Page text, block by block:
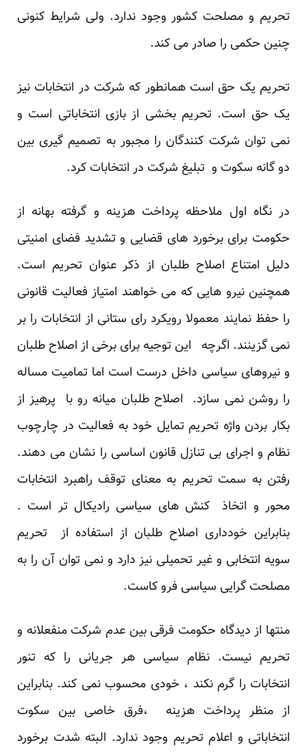
تحریم و مصلحت کشور وجود ندارد. ولی شرایط کنونی
چنین حکمی را صادر می کند.
تحریم یک حق است همانطور که شرکت در انتخابات نیز
یک حق است. تحریم بخشی از بازی انتخاباتی است و
نمی توان شرکت کنندگان را مجبور به تصمیم گیری بین
دو گانه سکوت و تبلیغ شرکت در انتخابات کرد.
در نگاه اول ملاحظه پرداخت هزینه و گرفته بهانه از
حکومت برای برخورد های قضایی و تشدید فضای امنیتی
دلیل امتناع اصلاح طلبان از ذکر عنوان تحریم است.
همچنین نیرو هایی که می خواهند امتیاز فعالیت قانونی
را حفظ نمایند معمولا رویکرد رای ستانی از انتخابات را بر
نمی گزینند. اگرچه این توجیه برای برخی از اصلاح طلبان
و نیروهای سیاسی داخل درست است اما تمامیت مساله
را روشن نمی سازد. اصلاح طلبان میانه رو با پرهیز از
بکار بردن واژه تحریم تمایل خود به فعالیت در چارچوب
نظام و اجرای بی تنازل قانون اساسی را نشان می دهند.
رفتن به سمت تحریم به معنای توقف راهبرد انتخابات
محور و اتخاذ کنش های سیاسی رادیکال تر است .
بنابراین خودداری اصلاح طلبان از استفاده از تحریم
سویه انتخابی و غیر تحمیلی نیز دارد و نمی توان آن را به
مصلحت گرایی سیاسی فرو کاست.
منتها از دیدگاه حکومت فرقی بین عدم شرکت منفعلانه و
تحریم نیست. نظام سیاسی هر جریانی را که تنور
انتخابات را گرم نکند ، خودی محسوب نمی کند. بنابراین
از منظر پرداخت هزینه ،فرق خاصی بین سکوت
انتخاباتی و اعلام تحریم وجود ندارد. البته شدت برخورد